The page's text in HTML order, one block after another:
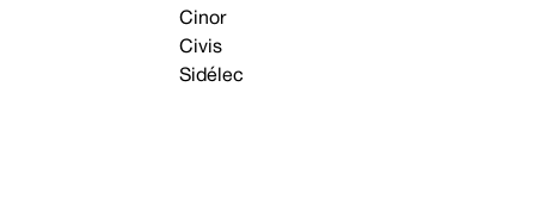
Cinor
Civis
Sidélec